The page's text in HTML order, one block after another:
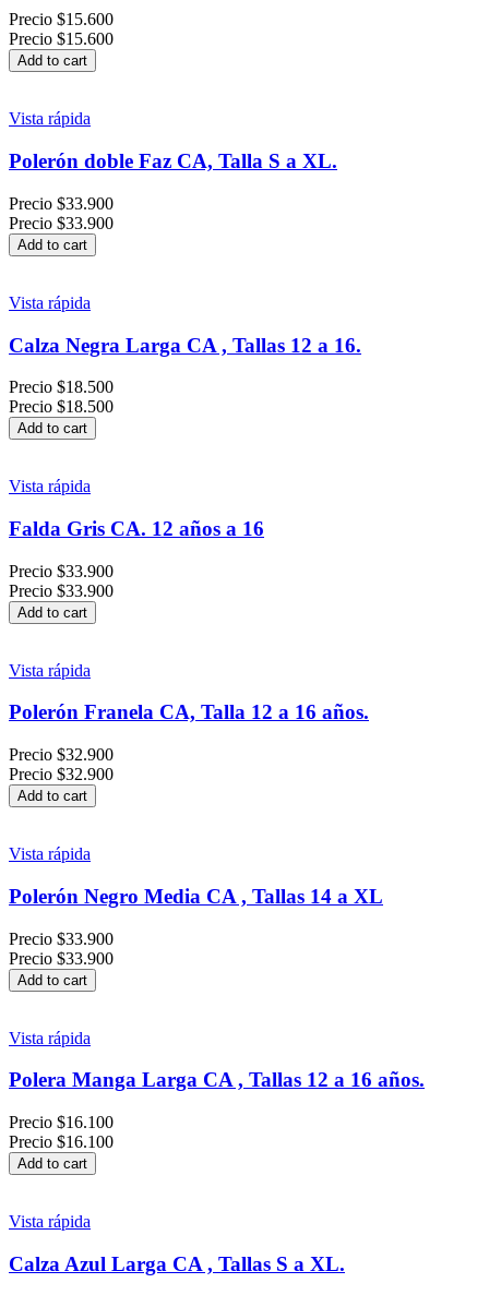
Precio $15.600
Precio $15.600
Add to cart
Vista rápida
Polerón doble Faz CA, Talla S a XL.
Precio $33.900
Precio $33.900
Add to cart
Vista rápida
Calza Negra Larga CA , Tallas 12 a 16.
Precio $18.500
Precio $18.500
Add to cart
Vista rápida
Falda Gris CA. 12 años a 16
Precio $33.900
Precio $33.900
Add to cart
Vista rápida
Polerón Franela CA, Talla 12 a 16 años.
Precio $32.900
Precio $32.900
Add to cart
Vista rápida
Polerón Negro Media CA , Tallas 14 a XL
Precio $33.900
Precio $33.900
Add to cart
Vista rápida
Polera Manga Larga CA , Tallas 12 a 16 años.
Precio $16.100
Precio $16.100
Add to cart
Vista rápida
Calza Azul Larga CA , Tallas S a XL.